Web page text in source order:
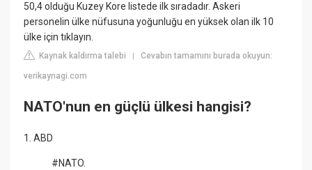
50,4 olduğu Kuzey Kore listede ilk sıradadır. Askeri
personelin ülke nüfusuna yoğunluğu en yüksek olan ilk 10
ülke için tıklayın.
Kaynak kaldırma talebi |Cevabın tamamını burada okuyun:
verikaynagi.com
NATO'nun en güçlü ülkesi hangisi?
1. ABD
#NATO.